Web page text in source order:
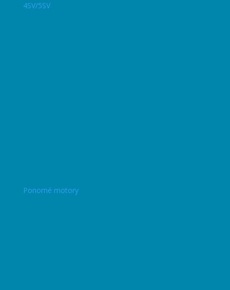
4SV/5SV
Ponorné motory